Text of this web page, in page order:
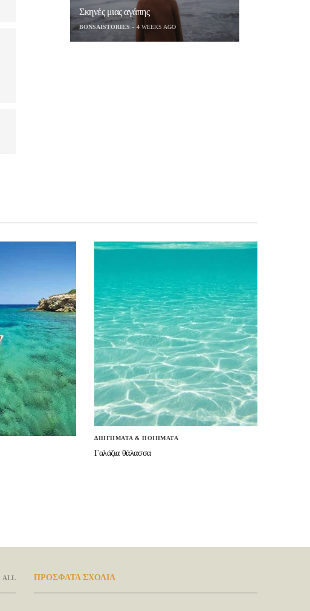
Σκηνές μιας αγάπης
BONSAISTORIES 4 WEEKS AGO
ΔΙΗΓΗΜΑΤΑ & ΠΟΙΗΜΑΤΑ
Γαλάζια θάλασσα
ALL ΠΡΟΣΦΑΤΑ ΣΧΟΛΙΑ